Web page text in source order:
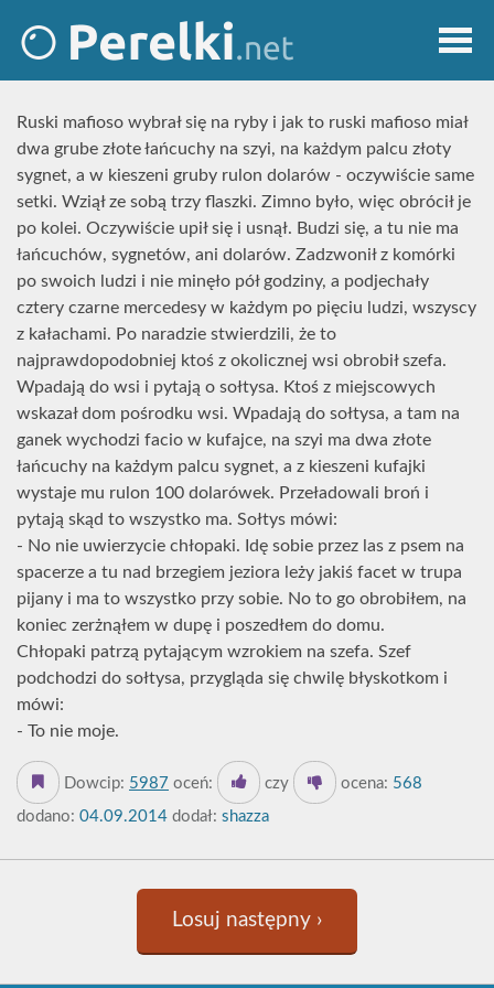
Ruski mafioso wybrał się na ryby i jak to ruski mafioso miał
dwa grube złote łańcuchy na szyi, na każdym palcu złoty
sygnet, a w kieszeni gruby rulon dolarów - oczywiście same
setki. Wziął ze sobą trzy flaszki. Zimno było, więc obrócił je
po kolei. Oczywiście upił się i usnął. Budzi się, a tu nie ma
łańcuchów, sygnetów, ani dolarów. Zadzwonił z komórki
po swoich ludzi i nie minęło pół godziny, a podjechały
cztery czarne mercedesy w każdym po pięciu ludzi, wszyscy
z kałachami. Po naradzie stwierdzili, że to
najprawdopodobniej ktoś z okolicznej wsi obrobił szefa.
Wpadają do wsi i pytają o sołtysa. Ktoś z miejscowych
wskazał dom pośrodku wsi. Wpadają do sołtysa, a tam na
ganek wychodzi facio w kufajce, na szyi ma dwa złote
łańcuchy na każdym palcu sygnet, a z kieszeni kufajki
wystaje mu rulon 100 dolarówek. Przeładowali broń i
pytają skąd to wszystko ma. Sołtys mówi:
- No nie uwierzycie chłopaki. Idę sobie przez las z psem na
spacerze a tu nad brzegiem jeziora leży jakiś facet w trupa
pijany i ma to wszystko przy sobie. No to go obrobiłem, na
koniec zerżnąłem w dupę i poszedłem do domu.
Chłopaki patrzą pytającym wzrokiem na szefa. Szef
podchodzi do sołtysa, przygląda się chwilę błyskotkom i
mówi:
- To nie moje.
Dowcip: 5987 oceń: czy ocena: 568
dodano: 04.09.2014 dodał: shazza
Losuj następny ›